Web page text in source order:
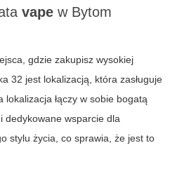
vape w Bytom
gdzie zakupisz wysokiej
32 jest lokalizacją, która zasługuje
lokalizacja łączy w sobie bogatą
dedykowane wsparcie dla
stylu życia, co sprawia, że jest to